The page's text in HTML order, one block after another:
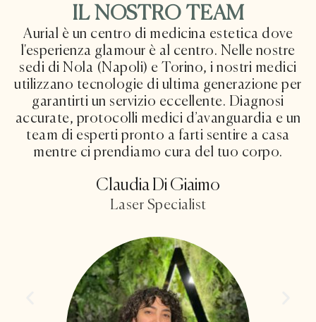
IL NOSTRO TEAM
Aurial è un centro di medicina estetica dove
l'esperienza glamour è al centro. Nelle nostre
sedi di Nola (Napoli) e Torino, i nostri medici
utilizzano tecnologie di ultima generazione per
garantirti un servizio eccellente. Diagnosi
accurate, protocolli medici d’avanguardia e un
team di esperti pronto a farti sentire a casa
mentre ci prendiamo cura del tuo corpo.
Claudia Di Giaimo
Laser Specialist